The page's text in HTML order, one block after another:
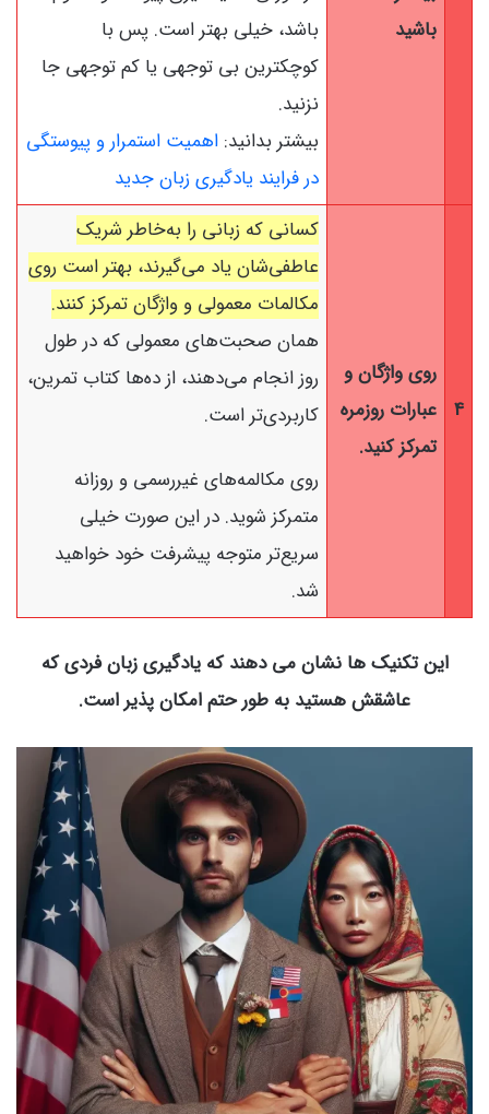
باشید
باشد، خیلی بهتر است. پس با
کوچکترین بی توجهی یا کم توجهی جا
نزنید.
بیشتر بدانید: اهمیت استمرار و پیوستگی
در فرایند یادگیری زبان جدید
4
روی واژگان و
عبارات روزمره
تمرکز کنید.
کسانی که زبانی را به‌خاطر شریک
عاطفی‌شان یاد می‌گیرند، بهتر است روی
مکالمات معمولی و واژگان تمرکز کنند.
همان صحبت‌های معمولی که در طول
روز انجام می‌دهند، از ده‌ها کتاب تمرین،
کاربرد‌ی‌تر است.
روی مکالمه‌های غیررسمی و روزانه
متمرکز شوید. در این صورت خیلی
سریع‌تر متوجه پیشرفت خود خواهید
شد.
این تکنیک ها نشان می دهند که یادگیری زبان فردی که
عاشقش هستید به طور حتم امکان پذیر است.